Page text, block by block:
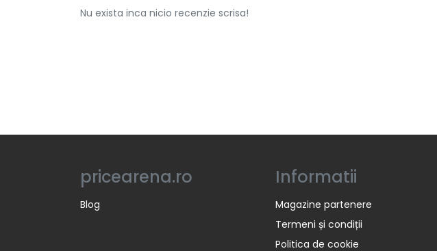
Nu exista inca nicio recenzie scrisa!
pricearena.ro
Blog
Informatii
Magazine partenere
Termeni și condiții
Politica de cookie